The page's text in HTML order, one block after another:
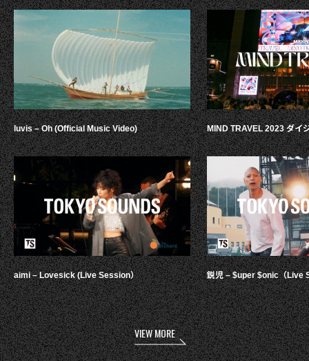
luvis – Oh (Official Music Video)
aimi – Lovesick (Live Session）
MIND TRAVEL 2023 ダイ
鋭児 – $uper $onic（Live
VIEW MORE